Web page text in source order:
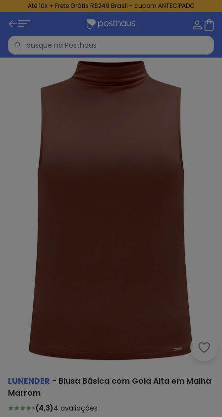
Até 10x + Frete Grátis R$249 Brasil - cupom ANTECIPADO
LUNENDER - Blusa Básica com Gola Alta em Malha
Marrom
(4,3)4 avaliações